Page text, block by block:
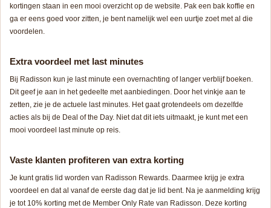
kortingen staan in een mooi overzicht op de website. Pak een bak koffie en
ga er eens goed voor zitten, je bent namelijk wel een uurtje zoet met al die
voordelen.
Extra voordeel met last minutes
Bij Radisson kun je last minute een overnachting of langer verblijf boeken.
Dit geef je aan in het gedeelte met aanbiedingen. Door het vinkje aan te
zetten, zie je de actuele last minutes. Het gaat grotendeels om dezelfde
acties als bij de Deal of the Day. Niet dat dit iets uitmaakt, je kunt met een
mooi voordeel last minute op reis.
Vaste klanten profiteren van extra korting
Je kunt gratis lid worden van Radisson Rewards. Daarmee krijg je extra
voordeel en dat al vanaf de eerste dag dat je lid bent. Na je aanmelding krijg
je tot 10% korting met de Member Only Rate van Radisson. Deze korting